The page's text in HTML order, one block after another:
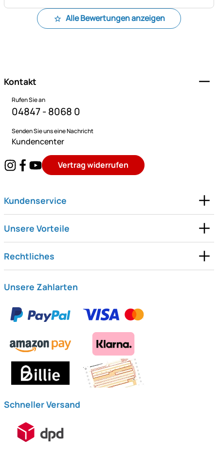
Alle Bewertungen anzeigen
Kontakt
Rufen Sie an
04847 - 8068 0
Senden Sie uns eine Nachricht
Kundencenter
Vertrag widerrufen
Kundenservice
Unsere Vorteile
Rechtliches
Unsere Zahlarten
Schneller Versand